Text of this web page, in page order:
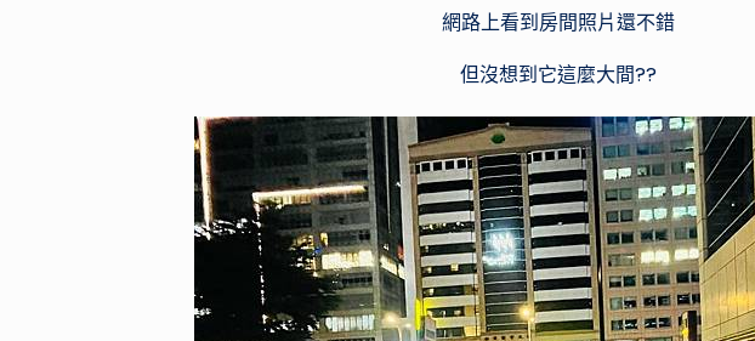
網路上看到房間照片還不錯
但沒想到它這麼大間??